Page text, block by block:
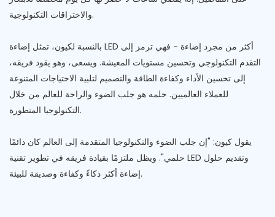
والاختراقات التكنولوجية.
بالنسبة لكيون، تمثل إضاءة LED أكثر من مجرد إضاءة - فهي ترمز إلى
التقدم التكنولوجي وتحسين مستويات المعيشة. ويسعى، وهو يقود فريقه،
إلى تحسين الأداء وكفاءة الطاقة والتصميم لتلبية الاحتياجات المتنوعة
للعملاء العالميين. حلمه هو جلب الضوء والراحة للعالم من خلال
التكنولوجيا المتطورة.
يقول كيون: "إن جلب الضوء والتكنولوجيا المتقدمة إلى العالم كان دائمًا
حلمي". ويظل ملتزمًا بقيادة فريقه في تطوير تقنية LED وتقديم حلول
إضاءة أكثر ذكاءً وكفاءة وصديقة للبيئة.